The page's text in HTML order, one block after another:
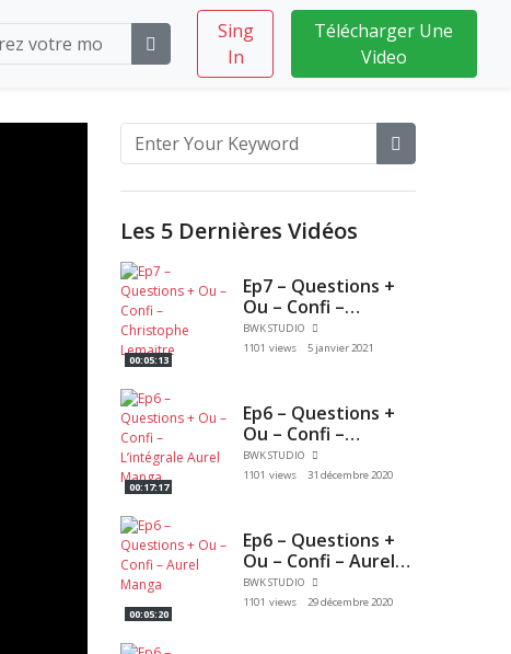
Sing
In
Télécharger Une
Video
Les 5 Dernières Vidéos
00:05:13
Ep7 – Questions +
Ou – Confi –
Christophe
Lemaitre
BWK STUDIO
1101 views
5 janvier 2021
00:17:17
Ep6 – Questions +
Ou – Confi –
L’intégrale Aurel
Manga
BWK STUDIO
1101 views
31 décembre 2020
00:05:20
Ep6 – Questions +
Ou – Confi – Aurel
Manga
BWK STUDIO
1101 views
29 décembre 2020